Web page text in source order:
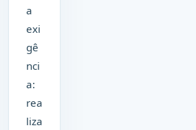
a
exi
gê
nci
a:
rea
liza